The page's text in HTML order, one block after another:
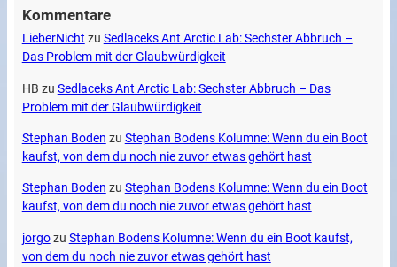
Kommentare
LieberNicht zu Sedlaceks Ant Arctic Lab: Sechster Abbruch –
Das Problem mit der Glaubwürdigkeit
HB zu Sedlaceks Ant Arctic Lab: Sechster Abbruch – Das
Problem mit der Glaubwürdigkeit
Stephan Boden zu Stephan Bodens Kolumne: Wenn du ein Boot
kaufst, von dem du noch nie zuvor etwas gehört hast
Stephan Boden zu Stephan Bodens Kolumne: Wenn du ein Boot
kaufst, von dem du noch nie zuvor etwas gehört hast
jorgozu Stephan Bodens Kolumne: Wenn du ein Boot kaufst,
von dem du noch nie zuvor etwas gehört hast